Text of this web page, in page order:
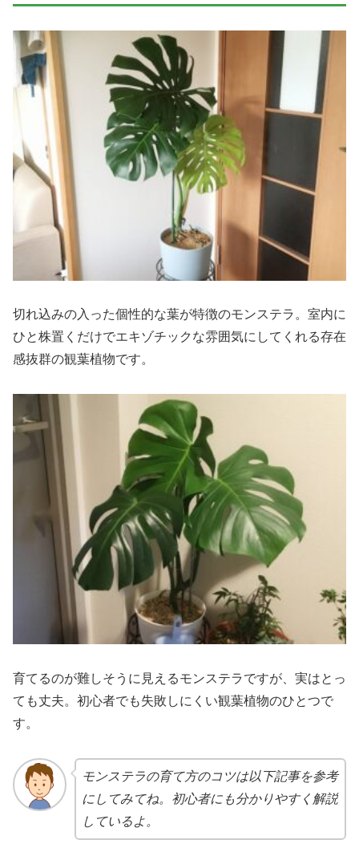
切れ込みの入った個性的な葉が特徴のモンステラ。室内に
ひと株置くだけでエキゾチックな雰囲気にしてくれる存在
感抜群の観葉植物です。
育てるのが難しそうに見えるモンステラですが、実はとっ
ても丈夫。初心者でも失敗しにくい観葉植物のひとつで
す。
モンステラの育て方のコツは以下記事を参考
にしてみてね。初心者にも分かりやすく解説
しているよ。